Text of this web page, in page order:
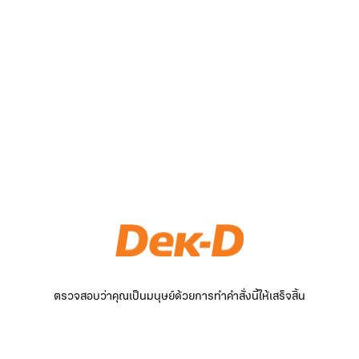
ตรวจสอบว่าคุณเป็นมนุษย์ด้วยการทำคำสั่งนี้ให้เสร็จสิ้น